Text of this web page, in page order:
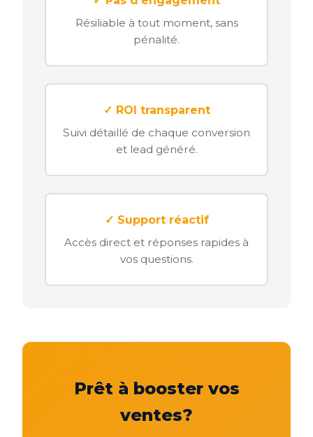
Résiliable à tout moment, sans
pénalité.
✓ ROI transparent
Suivi détaillé de chaque conversion
et lead généré.
✓ Support réactif
Accès direct et réponses rapides à
vos questions.
Prêt à booster vos
ventes?